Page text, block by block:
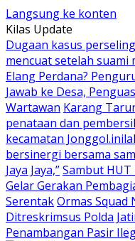
Langsung ke konten
Kilas Update
Dugaan kasus
mencuat setelah suami
Elang Perdana?
Jawab ke Desa,
Wartawan Karang
penataan dan
kecamatan
bersinergi bersama
Jaya Jaya,”Sambut HUT
Gelar Gerakan
SerentakOrmas Squad
Ditreskrimsus Polda
Penambangan Pasir